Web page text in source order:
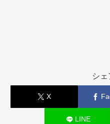
シェ
X
LINE